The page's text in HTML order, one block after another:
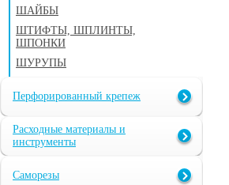
ШАЙБЫ
ШТИФТЫ, ШПЛИНТЫ,
ШПОНКИ
ШУРУПЫ
Перфорированный крепеж
Расходные материалы и
инструменты
Саморезы